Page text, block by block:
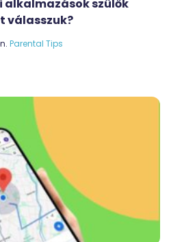
alkalmazások szülők
válasszuk?
Parental Tips